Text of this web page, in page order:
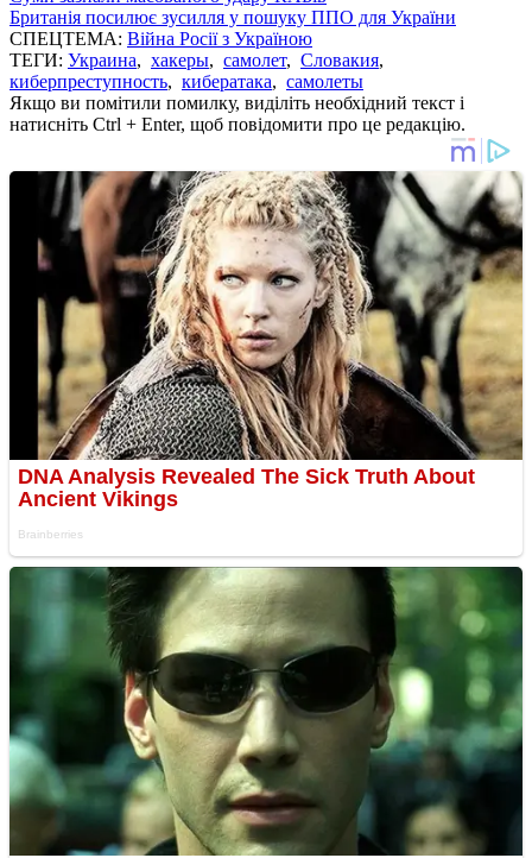
Британія посилює зусилля у пошуку ППО для України
СПЕЦТЕМА: Війна Росії з Україною
ТЕГИ: Украина, хакеры, самолет, Словакия,
киберпреступность, кибератака, самолеты
Якщо ви помітили помилку, виділіть необхідний текст і
натисніть Ctrl + Enter, щоб повідомити про це редакцію.